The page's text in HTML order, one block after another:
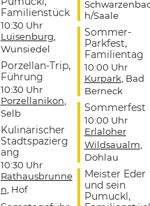
Familienstück
10:30 Uhr
Luisenburg
Wunsiedel
Porzellan-Trip,
Führung
10:30 Uhr
Porzellanikon
Selb
Kulinarischer
Stadtspazierg
ang
10:30 Uhr
Rathausbrunne
n , Hof
h/Saale
Sommer-
Parkfest,
Familientag
10:00 Uhr
Kurpark , Bad
Berneck
Sommerfest
10:00 Uhr
Erlaloher
Wildsaualm
Döhlau
Meister Eder
und sein
Pumuckl,